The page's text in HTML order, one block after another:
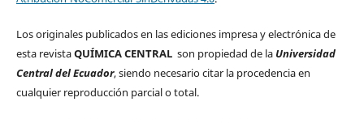
Los originales publicados en las ediciones impresa y electrónica de
esta revistaQUÍMICA CENTRAL son propiedad de la Universidad
Central del Ecuador, siendo necesario citar la procedencia en
cualquier reproducción parcial o total.